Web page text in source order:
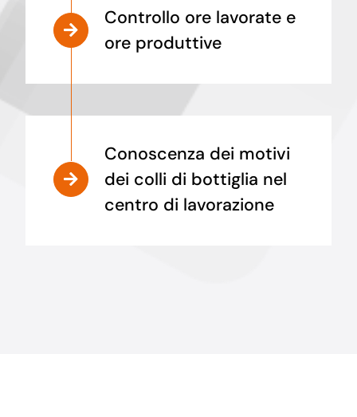
Controllo ore lavorate e
ore produttive
Conoscenza dei motivi
dei colli di bottiglia nel
centro di lavorazione